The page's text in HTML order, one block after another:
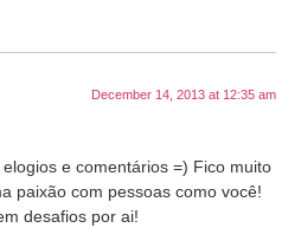
December 14, 2013 at 12:35 am
e comentários =) Fico muito
paixão com pessoas como você!
desafios por ai!